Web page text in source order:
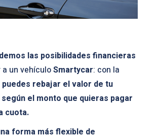
las posibilidades financieras
un vehículoSmartycar: con la
puedes rebajar el valor de tu
el monto que quieras pagar
cuota.
forma más flexible de